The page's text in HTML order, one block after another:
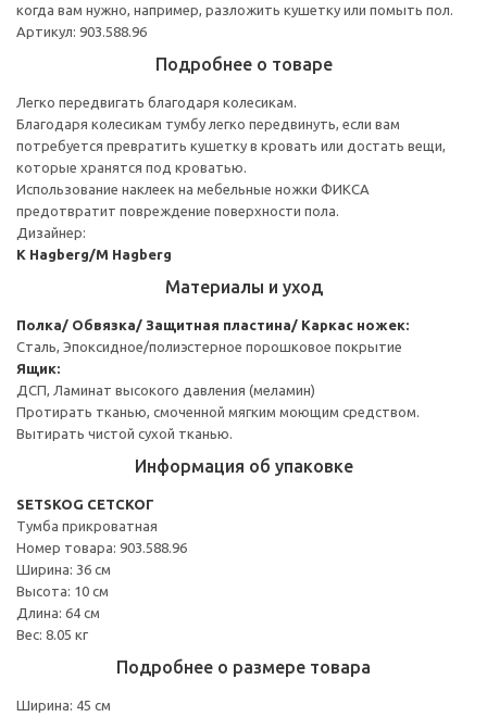
когда вам нужно, например, разложить кушетку или помыть пол.
Артикул: 903.588.96
Подробнее о товаре
Легко передвигать благодаря колесикам.
Благодаря колесикам тумбу легко передвинуть, если вам
потребуется превратить кушетку в кровать или достать вещи,
которые хранятся под кроватью.
Использование наклеек на мебельные ножки ФИКСА
предотвратит повреждение поверхности пола.
Дизайнер:
K Hagberg/M Hagberg
Материалы и уход
Полка/ Обвязка/ Защитная пластина/ Каркас ножек:
Сталь, Эпоксидное/полиэстерное порошковое покрытие
Ящик:
ДСП, Ламинат высокого давления (меламин)
Протирать тканью, смоченной мягким моющим средством.
Вытирать чистой сухой тканью.
Информация об упаковке
SETSKOG СЕТСКОГ
Тумба прикроватная
Номер товара: 903.588.96
Ширина: 36 см
Высота: 10 см
Длина: 64 см
Вес: 8.05 кг
Подробнее о размере товара
Ширина: 45 см